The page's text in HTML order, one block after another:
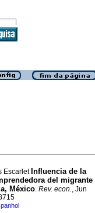
Escarlet Influencia de la
del migrante
México. Rev. econ., Jun